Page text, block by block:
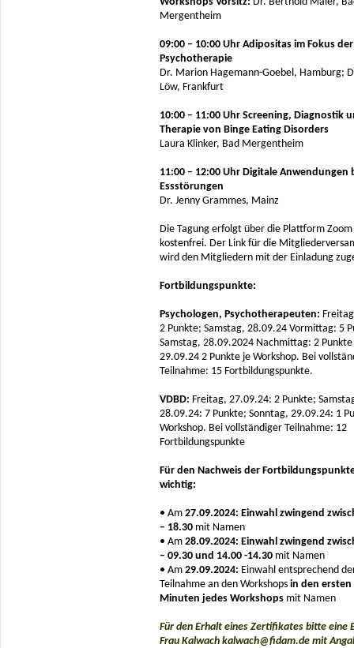
Mergentheim
09:00 – 10:00 Uhr Adipositas im Fokus der
Psychotherapie
Dr. Marion Hagemann-Goebel, Hamburg;
Löw, Frankfurt
10:00 – 11:00 Uhr Screening, Diagnostik
Therapie von Binge Eating Disorders
Laura Klinker, Bad Mergentheim
11:00 – 12:00 Uhr Digitale Anwendungen
Essstörungen
Dr. Jenny Grammes, Mainz
Die Tagung erfolgt über die Plattform
kostenfrei. Der Link für die
wird den Mitgliedern mit der Einladung
Fortbildungspunkte:
Psychologen, Psychotherapeuten:
2 Punkte; Samstag, 28.09.24 Vormittag: 5
Samstag, 28.09.2024 Nachmittag: 2
29.09.24 2 Punkte je Workshop. Bei
Teilnahme: 15 Fortbildungspunkte.
VDBD: Freitag, 27.09.24: 2 Punkte;
28.09.24: 7 Punkte; Sonntag, 29.09.24: 1
Workshop. Bei vollständiger Teilnahme: 12
Fortbildungspunkte
Für den Nachweis der
wichtig:
• Am 27.09.2024: Einwahl zwingend
– 18.30 mit Namen
• Am 28.09.2024: Einwahl zwingend
– 09.30 und 14.00 -14.30 mit Namen
• Am 29.09.2024: Einwahl entsprechend
Teilnahme an den Workshops in den ersten
Minuten jedes Workshops mit Namen
Für den Erhalt eines Zertifikates bitte eine
Frau Kalwach kalwach@fidam.de mit